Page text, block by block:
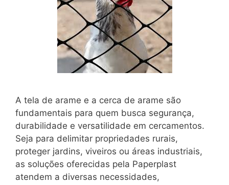
A tela de arame e a cerca de arame são
fundamentais para quem busca segurança,
durabilidade e versatilidade em cercamentos.
Seja para delimitar propriedades rurais,
proteger jardins, viveiros ou áreas industriais,
as soluções oferecidas pela Paperplast
atendem a diversas necessidades,